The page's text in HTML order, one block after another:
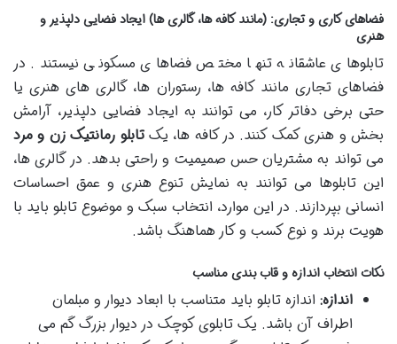
فضاهای کاری و تجاری: (مانند کافه ها، گالری ها) ایجاد فضایی دلپذیر و
هنری
تابلوهای عاشقانه تنها مختص فضاهای مسکونی نیستند. در
فضاهای تجاری مانند کافه ها، رستوران ها، گالری های هنری یا
حتی برخی دفاتر کار، می توانند به ایجاد فضایی دلپذیر، آرامش
بخش و هنری کمک کنند. در کافه ها، یکتابلو رمانتیک زن و مرد
می تواند به مشتریان حس صمیمیت و راحتی بدهد. در گالری ها،
این تابلوها می توانند به نمایش تنوع هنری و عمق احساسات
انسانی بپردازند. در این موارد، انتخاب سبک و موضوع تابلو باید با
هویت برند و نوع کسب و کار هماهنگ باشد.
نکات انتخاب اندازه و قاب بندی مناسب
اندازه: اندازه تابلو باید متناسب با ابعاد دیوار و مبلمان
اطراف آن باشد. یک تابلوی کوچک در دیوار بزرگ گم می